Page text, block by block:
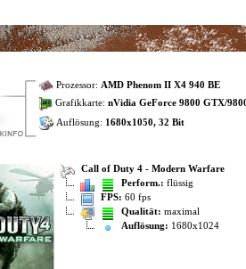
Prozessor: AMD Phenom II X4 940 BE
Grafikkarte: nVidia GeForce 9800 GTX/
Auflösung: 1680x1050, 32 Bit
Call of Duty 4 - Modern Warfare
Perform.: flüssig
FPS: 60 fps
Qualität: maximal
Auflösung: 1680x1024